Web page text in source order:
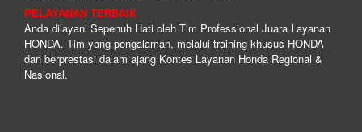
PELAYANAN TERBAIK
Anda dilayani Sepenuh Hati oleh Tim Professional Juara Layanan
HONDA. Tim yang pengalaman, melalui training khusus HONDA
dan berprestasi dalam ajang Kontes Layanan Honda Regional &
Nasional.